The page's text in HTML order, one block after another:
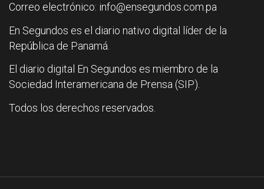
Correo electrónico: info@ensegundos.com.pa
En Segundos es el diario nativo digital líder de la
República de Panamá.
El diario digital En Segundos es miembro de la
Sociedad Interamericana de Prensa (SIP).
Todos los derechos reservados.